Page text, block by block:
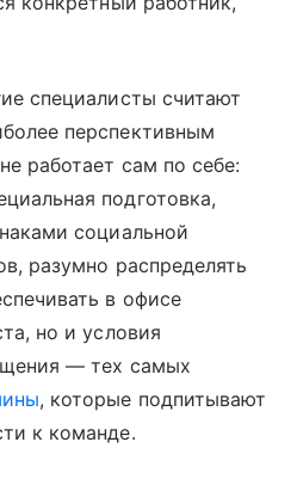
специалисты считают
перспективным
работает сам по себе:
подготовка,
социальной
разумно распределять
в офисе
но и условия
— тех самых
, которые подпитывают
к команде.